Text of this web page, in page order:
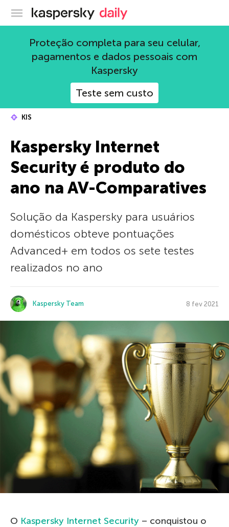
Blog oficial da Kaspersky
Proteção completa para seu celular,
pagamentos e dados pessoais com
Kaspersky
Teste sem custo
KIS
Kaspersky Internet
Security é produto do
ano na AV-Comparatives
Solução da Kaspersky para usuários
domésticos obteve pontuações
Advanced+ em todos os sete testes
realizados no ano
Kaspersky Team 8 fev 2021
O Kaspersky Internet Security – conquistou o